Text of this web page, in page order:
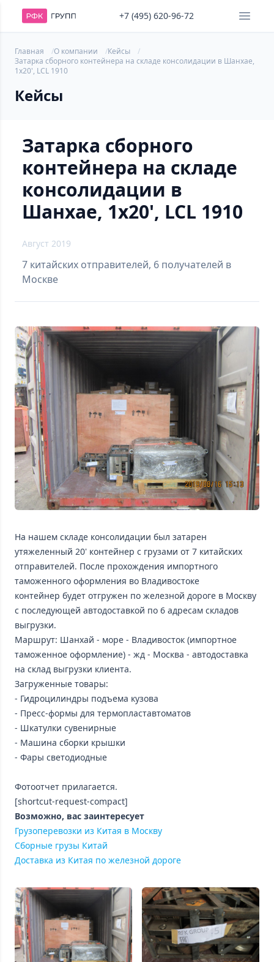
+7 (495) 620-96-72
Главная О компании
Кейсы
Затарка сборного контейнера на складе консолидации в Шанхае,
1х20', LCL 1910
Кейсы
Затарка сборного
контейнера на складе
консолидации в
Шанхае, 1х20', LCL 1910
Август 2019
7 китайских отправителей, 6 получателей в
Москве
На нашем складе консолидации был затарен
утяжеленный 20' контейнер с грузами от 7 китайских
отправителей. После прохождения импортного
таможенного оформления во Владивостоке
контейнер будет отгружен по железной дороге в Москву
с последующей автодоставкой по 6 адресам складов
выгрузки.
Маршрут: Шанхай - море - Владивосток (импортное
таможенное оформление) - жд - Москва - автодоставка
на склад выгрузки клиента.
Загруженные товары:
- Гидроцилиндры подъема кузова
- Пресс-формы для термопластавтоматов
- Шкатулки сувенирные
- Машина сборки крышки
- Фары светодиодные
Фотоотчет прилагается.
[shortcut-request-compact]
Возможно, вас заинтересует
Грузоперевозки из Китая в Москву
Сборные грузы Китай
Доставка из Китая по железной дороге